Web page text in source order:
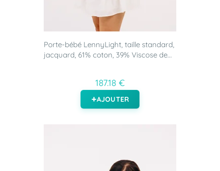
Porte-bébé LennyLight, taille standard,
jacquard, 61% coton, 39% Viscose de...
187.18 €
AJOUTER